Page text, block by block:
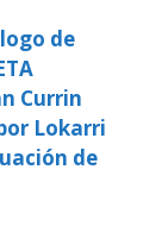
de
Currin
Lokarri
de